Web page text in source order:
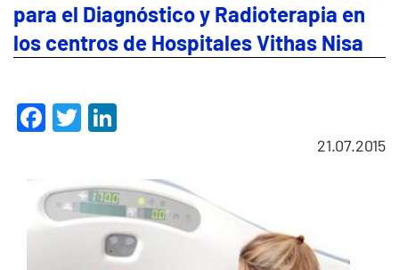
para el Diagnóstico y Radioterapia en
los centros de Hospitales Vithas Nisa
Facebook
Twitter
21.07.2015